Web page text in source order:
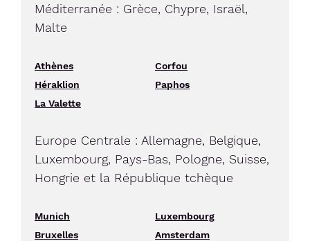
Méditerranée : Grèce, Chypre, Israël,
Malte
Athènes
Corfou
Héraklion
Paphos
La Valette
Europe Centrale : Allemagne, Belgique,
Luxembourg, Pays-Bas, Pologne, Suisse,
Hongrie et la République tchèque
Munich
Luxembourg
Bruxelles
Amsterdam